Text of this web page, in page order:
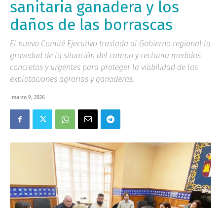
sanitaria ganadera y los
daños de las borrascas
El nuevo Comité Ejecutivo traslada al Gobierno regional la
gravedad de la situación del campo y reclama medidas
concretas y urgentes para proteger la viabilidad de las
explotaciones agrarias y ganaderas.
marzo 9, 2026